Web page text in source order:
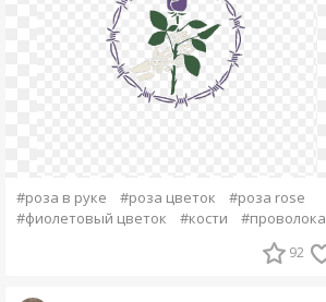
#роза в руке #роза цветок
#роза rose
#фиолетовый цветок
#кости #проволока
92